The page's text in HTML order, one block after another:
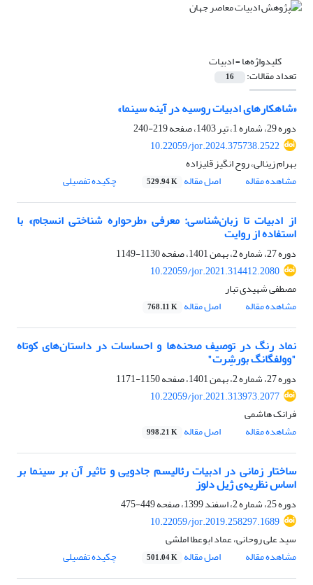
کلیدواژه‌ها =ادبیات
تعداد مقالات: 16
«شاهکارهای ادبیات روسیه در آینه سینما»
دوره 29، شماره 1، تیر 1403، صفحه
219-240
10.22059/jor.2024.375738.2522
بهرام زینالی، روح انگیز قلیزاده
مشاهده مقاله
اصل مقاله 529.94 K چکیده تفصیلی
از ادبیات تا زبان‌شناسی: معرفی «طرحواره شناختی انسجام» با
استفاده از روایت
دوره 27، شماره 2، بهمن 1401، صفحه
1130-1149
10.22059/jor.2021.314412.2080
مصطفی شهیدی تبار
مشاهده مقاله
اصل مقاله 768.11 K
نماد رنگ در توصیف صحنه‌ها و احساسات در داستان‌های کوتاه
"وولفگانگ بورشِرت"
دوره 27، شماره 2، بهمن 1401، صفحه
1150-1171
10.22059/jor.2021.313973.2077
فرانک هاشمی
مشاهده مقاله
اصل مقاله 998.21 K
ساختار زمانی در ادبیات رئالیسم جادویی و تاثیر آن بر سینما بر
اساس نظریه‌ی ژیل دلوز
دوره 25، شماره 2، اسفند 1399، صفحه
449-475
10.22059/jor.2019.258297.1689
سید علی روحانی، عماد ابوعطا املشی
مشاهده مقاله
اصل مقاله 501.04 K چکیده تفصیلی